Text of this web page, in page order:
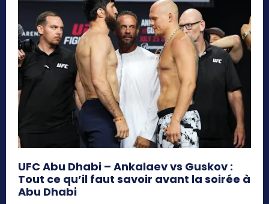
UFC Abu Dhabi – Ankalaev vs Guskov :
Tout ce qu’il faut savoir avant la soirée à
Abu Dhabi